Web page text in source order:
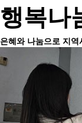
행복나
은혜와 나눔으로 지